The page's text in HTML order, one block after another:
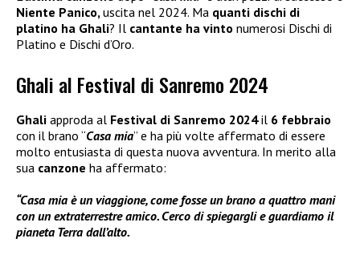
Niente Panico, uscita nel 2024. Ma quanti dischi di
platino ha Ghali? Il cantante ha vinto numerosi Dischi di
Platino e Dischi d’Oro.
Ghali al Festival di Sanremo 2024
Ghali approda al Festival di Sanremo 2024il 6 febbraio
con il brano “Casa mia” e ha più volte affermato di essere
molto entusiasta di questa nuova avventura. In merito alla
sua canzone ha affermato:
“Casa mia è un viaggione, come fosse un brano a quattro mani
con un extraterrestre amico. Cerco di spiegargli e guardiamo il
pianeta Terra dall’alto.